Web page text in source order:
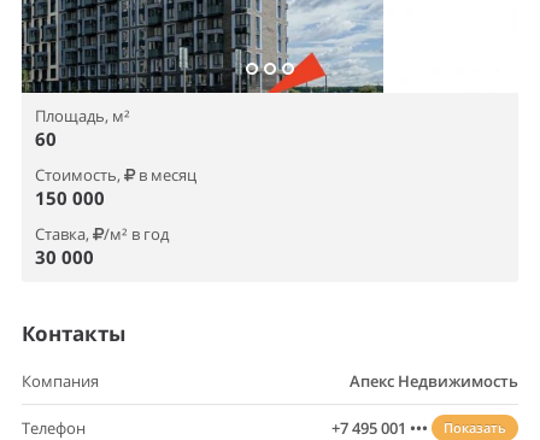
Площадь, м²
60
Стоимость, в месяц
150 000
Ставка, /м² в год
30 000
Контакты
Компания Апекс Недвижимость
Телефон +7 495 001 ••• Показать